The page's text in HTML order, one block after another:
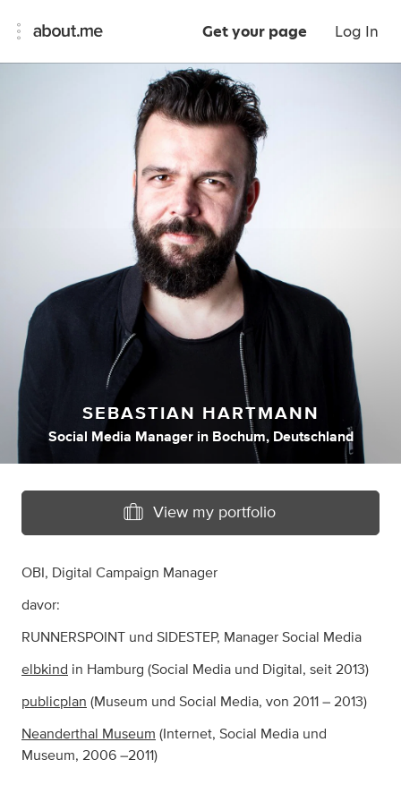
Get your page Log In
SEBASTIAN HARTMANN
Social Media Manager in Bochum, Deutschland
View my portfolio
OBI, Digital Campaign Manager
davor:
RUNNERSPOINT und SIDESTEP, Manager Social Media
elbkind in Hamburg (Social Media und Digital, seit 2013)
publicplan (Museum und Social Media, von 2011 – 2013)
Neanderthal Museum (Internet, Social Media und
Museum, 2006 –2011)